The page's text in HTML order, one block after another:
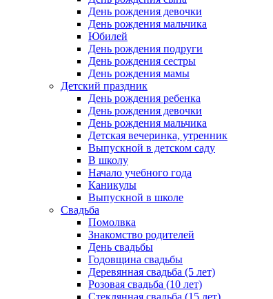
День рождения девочки
День рождения мальчика
Юбилей
День рождения подруги
День рождения сестры
День рождения мамы
Детский праздник
День рождения ребенка
День рождения девочки
День рождения мальчика
Детская вечеринка, утренник
Выпускной в детском саду
В школу
Начало учебного года
Каникулы
Выпускной в школе
Свадьба
Помолвка
Знакомство родителей
День свадьбы
Годовщина свадьбы
Деревянная свадьба (5 лет)
Розовая свадьба (10 лет)
Стеклянная свадьба (15 лет)